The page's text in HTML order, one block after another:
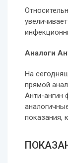
Аналоги
На
прямой
Анти-ангин
показания,